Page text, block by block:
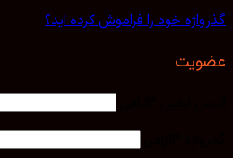
خود را فراموش کرده اید؟